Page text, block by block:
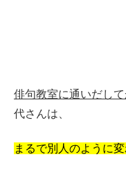
俳句教室に通いだし
代さんは、
まるで別人のように